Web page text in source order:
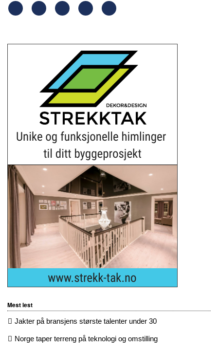
Mest lest
Jakter på bransjens største talenter under 30
Norge taper terreng på teknologi og omstilling